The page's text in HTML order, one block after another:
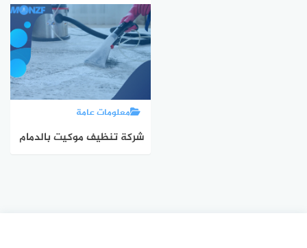
معلومات عامة
شركة تنظيف موكيت بالدمام